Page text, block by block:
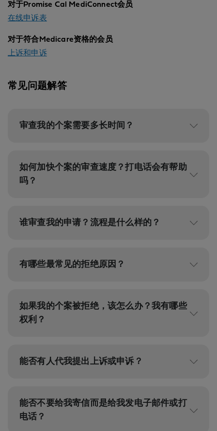
对于Promise Cal MediConnect会员
在线申诉表
对于符合Medicare资格的会员
上诉和申诉
常见问题解答
审查我的个案需要多长时间？
如何加快个案的审查速度？打电话会有帮助
吗？
谁审查我的申请？流程是什么样的？
有哪些最常见的拒绝原因？
如果我的个案被拒绝，该怎么办？我有哪些
权利？
能否有人代我提出上诉或申诉？
能否不要给我寄信而是给我发电子邮件或打
电话？